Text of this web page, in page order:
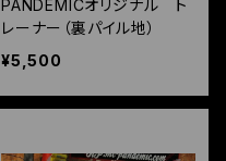
PANDEMICオリジナル ト
レーナー（裏パイル地）
¥5,500